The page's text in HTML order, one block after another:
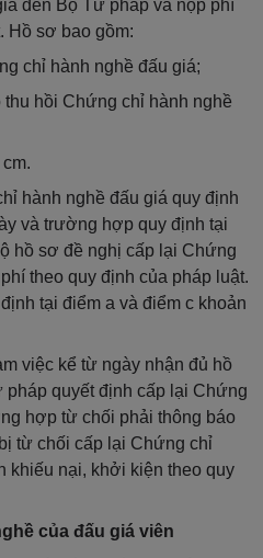
đến Bộ Tư pháp và nộp phí
Hồ sơ bao gồm:
chỉ hành nghề đấu giá;
hồi Chứng chỉ hành nghề
hành nghề đấu giá quy định
và trường hợp quy định tại
hồ sơ đề nghị cấp lại Chứng
theo quy định của pháp luật.
tại điểm a và điểm c khoản
việc kể từ ngày nhận đủ hồ
quyết định cấp lại Chứng
hợp từ chối phải thông báo
từ chối cấp lại Chứng chỉ
khiếu nại, khởi kiện theo quy
của đấu giá viên